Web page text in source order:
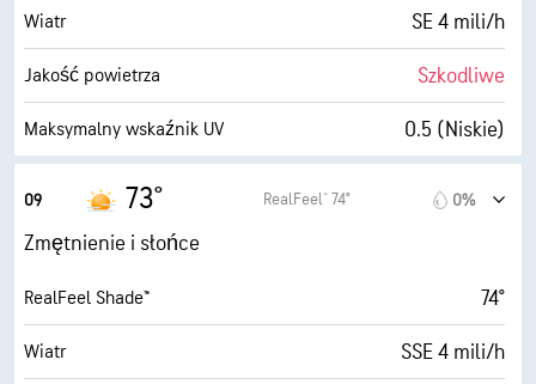
AccuLumen Brightness Index™ 0 (Ciemne)
Zachmurzenie 100%
Widoczność 3 mili
Wiatr SE 4 mili/h
Jakość powietrza Szkodliwe
Maksymalny wskaźnik UV 0.5 (Niskie)
Porywy wiatru
Wilgotność
Punkt rosy 64° F
AccuLumen Brightness Index™ 1 (Ciemne)
09 73° RealFeel® 74° 0%
Zmętnienie i słońce
RealFeel Shade™ 74°
Wiatr SSE 4 mili/h